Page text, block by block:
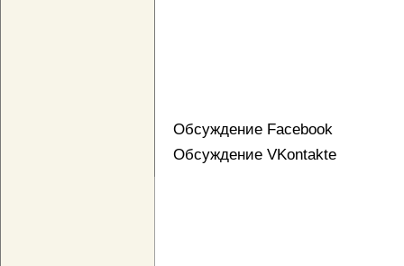
Обсуждение Facebook
Обсуждение VKontakte